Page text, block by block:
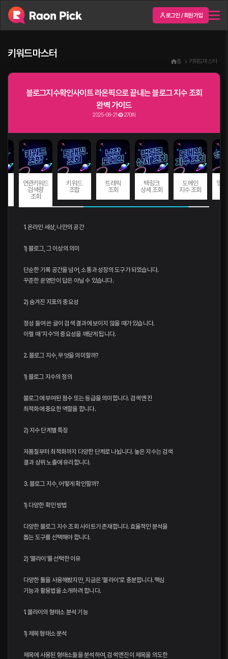
로그인 / 회원가입
키워드마스터
홈 키워드마스터
블로그지수확인사이트 라온픽으로 끝내는 블로그 지수 조회
완벽 가이드
2025-08-21 270회
연관키워드
검색량
조회
키워드
조합
트래픽
조회
백링크
상세 조회
도메인
지수 조회
앵
1. 온라인 세상, 나만의 공간
1) 블로그, 그 이상의 의미
단순한 기록 공간을 넘어, 소통과 성장의 도구가 되었습니다.
꾸준한 운영만이 답은 아닐 수 있습니다.
2) 숨겨진 지표의 중요성
정성 들여 쓴 글이 검색 결과에 보이지 않을 때가 있습니다.
이럴 때 '지수'의 중요성을 깨닫게 됩니다.
2. 블로그 지수, 무엇을 의미할까?
1) 블로그 지수의 정의
블로그에 부여된 점수 또는 등급을 의미합니다. 검색 엔진
최적화에 중요한 역할을 합니다.
2) 지수 단계별 특징
저품질부터 최적화까지 다양한 단계로 나뉩니다. 높은 지수는 검색
결과 상위 노출에 유리합니다.
3. 블로그 지수, 어떻게 확인할까?
1) 다양한 확인 방법
다양한 블로그 지수 조회 사이트가 존재합니다. 효율적인 분석을
돕는 도구를 선택해야 합니다.
2) '블라이'를 선택한 이유
다양한 툴을 사용해봤지만, 지금은 '블라이'로 충분합니다. 핵심
기능과 활용법을 소개하려 합니다.
1. 블라이의 형태소 분석 기능
1) 제목 형태소 분석
제목에 사용된 형태소들을 분석하여, 검색 엔진이 제목을 의도한